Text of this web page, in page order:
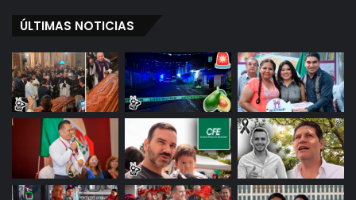
ÚLTIMAS NOTICIAS